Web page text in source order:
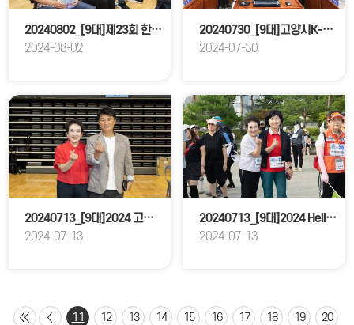
20240802_[9대]제23회 한.일 친선 청소년 유도 교류대회
2024-08-02
20240730_[9대]고양시K-컬처밸리성공적완성을위한특별위원회
2024-07-30
20240713_[9대]2024 고양특례시 전국 오픈 생활체육 탁구대회
2024-07-13
20240713_[9대]2024 Hello SUMMER 걷기행사
2024-07-13
11 12 13 14 15 16 17 18 19 20